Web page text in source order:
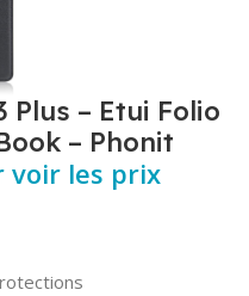
Plus – Etui Folio
– Phonit
voir les prix